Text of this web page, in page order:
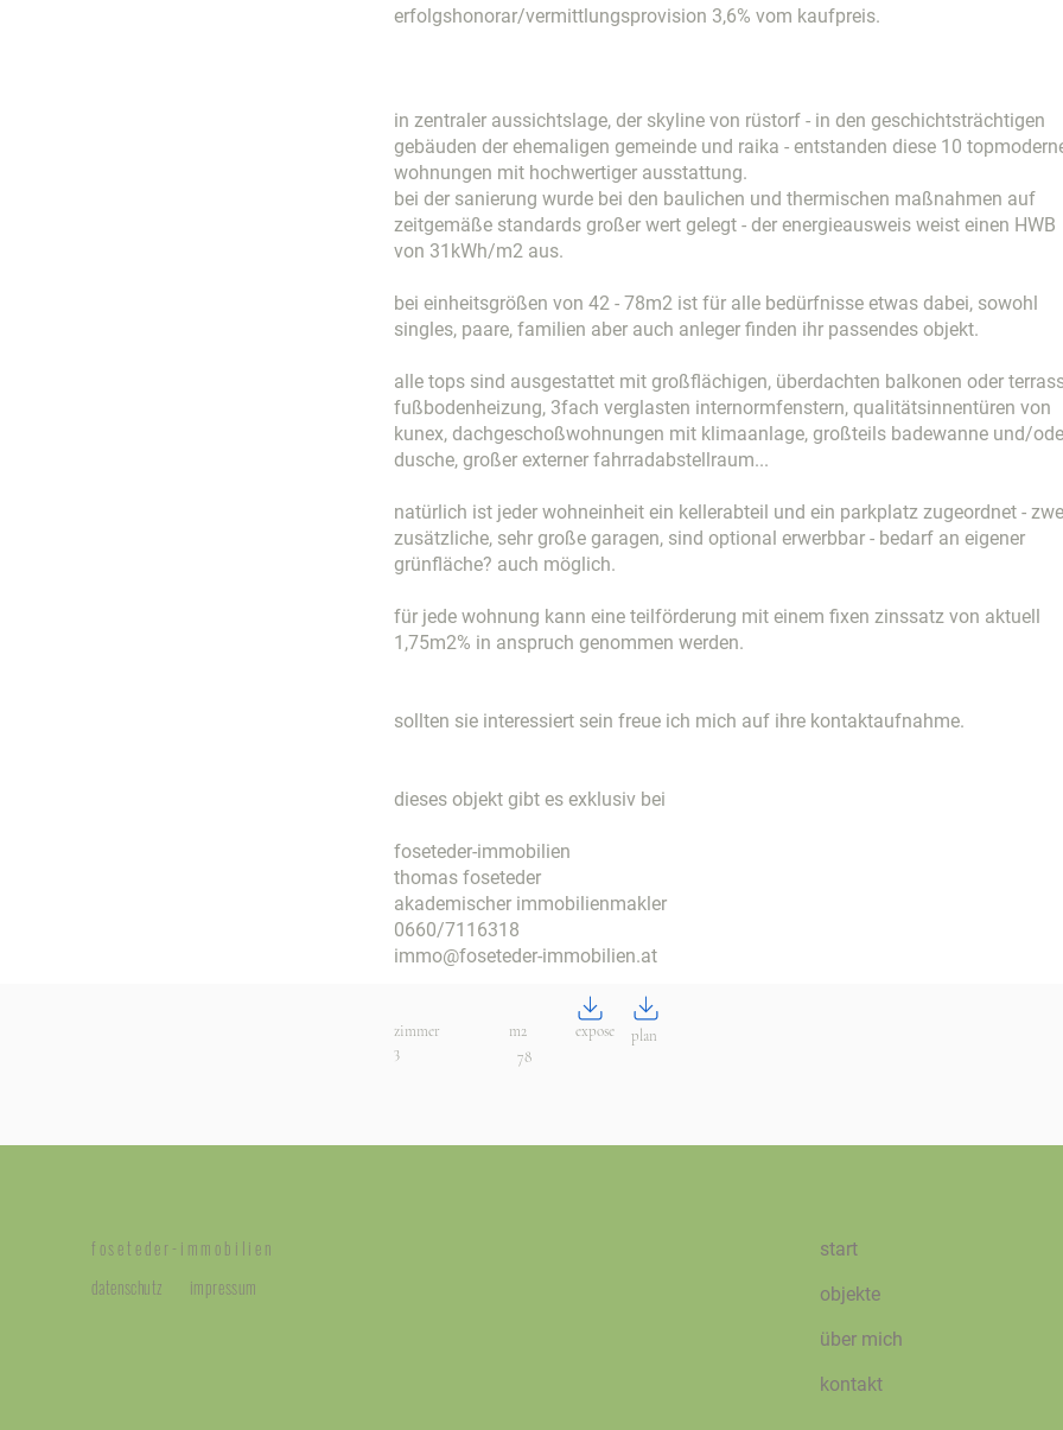
erfolgshonorar/vermittlungsprovision 3,6% vom kaufpreis.
in zentraler aussichtslage, der skyline von rüstorf - in den geschichtsträchtigen
gebäuden der ehemaligen gemeinde und raika - entstanden diese 10
wohnungen mit hochwertiger ausstattung.
bei der sanierung wurde bei den baulichen und thermischen maßnahmen auf
zeitgemäße standards großer wert gelegt - der energieausweis weist einen HWB
von 31kWh/m2 aus.
bei einheitsgrößen von 42 - 78m2 ist für alle bedürfnisse etwas dabei, sowohl
singles, paare, familien aber auch anleger finden ihr passendes objekt.
alle tops sind ausgestattet mit großflächigen, überdachten balkonen oder
fußbodenheizung, 3fach verglasten internormfenstern, qualitätsinnentüren von
kunex, dachgeschoßwohnungen mit klimaanlage, großteils badewanne und/
dusche, großer externer fahrradabstellraum...
natürlich ist jeder wohneinheit ein kellerabteil und ein parkplatz zugeordnet -
zusätzliche, sehr große garagen, sind optional erwerbbar - bedarf an eigener
grünfläche? auch möglich.
für jede wohnung kann eine teilförderung mit einem fixen zinssatz von aktuell
1,75m2% in anspruch genommen werden.
sollten sie interessiert sein freue ich mich auf ihre kontaktaufnahme.
dieses objekt gibt es exklusiv bei
foseteder-immobilien
thomas foseteder
akademischer immobilienmakler
0660/7116318
immo@foseteder-immobilien.at
zimmer
m2
78
3
expose plan
foseteder-immobilien
datenschutz
impressum
start
objekte
über mich
kontakt